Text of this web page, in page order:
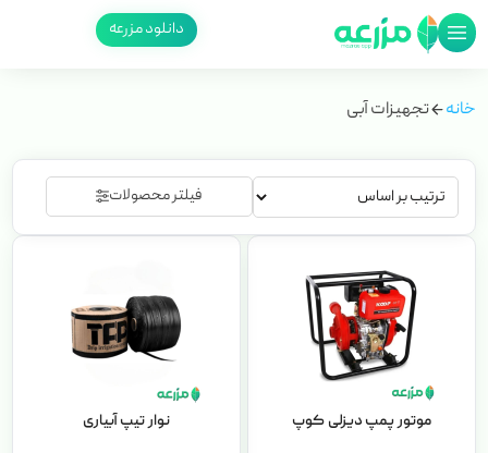
دانلود مزرعه
خانه تجهیزات آبی
فیلتر محصولات
موتور پمپ دیزلی کوپ نوار تیپ آبیاری